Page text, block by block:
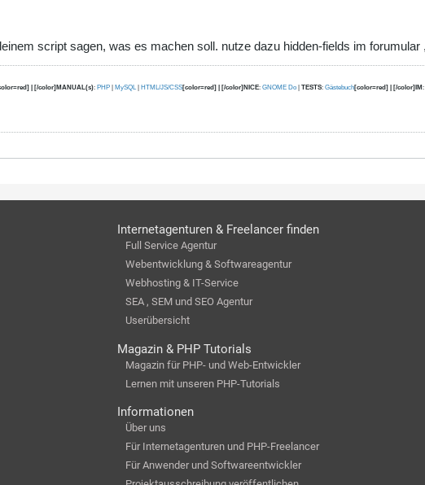
script sagen, was es machen soll. nutze dazu hidden-fields im
| [/color]MANUAL(s): PHP | MySQL | HTML/JS/CSS[color=red] | [/color]NICE: GNOME Do | TESTS: Gästebuch[color=red] | [/color]IM:
Internetagenturen & Freelancer finden
Full Service Agentur
Webentwicklung & Softwareagentur
Webhosting & IT-Service
SEA , SEM und SEO Agentur
Userübersicht
Magazin & PHP Tutorials
Magazin für PHP- und Web-Entwickler
Lernen mit unseren PHP-Tutorials
Informationen
Über uns
Für Internetagenturen und PHP-Freelancer
Für Anwender und Softwareentwickler